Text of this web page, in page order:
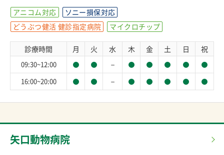
アニコム対応
ソニー損保対応
どうぶつ健活 健診指定病院
マイクロチップ
診療時間 月 火 水 木 金 土 日 祝
09:30~12:00 －
16:00~20:00 －
矢口動物病院